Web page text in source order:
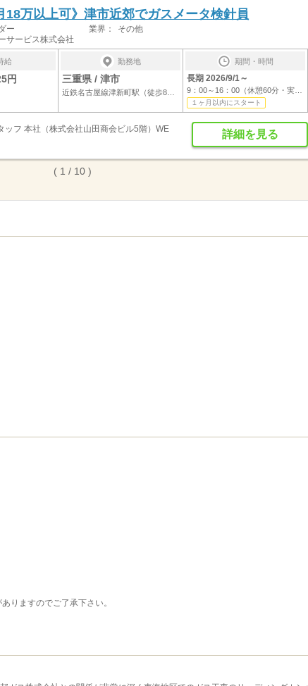
18万以上可》津市近郊でガスメータ検針員
ー 業界：
その他
サービス株式会社
給
円
勤務地
三重県 / 津市
期間・時間
長期 2026/9/1～
１ヶ月以内にスタート
詳細を見る
ッフ 本社（株式会社山田商会ビル5階）WE
( 1 / 10 )
りますのでご了承下さい。